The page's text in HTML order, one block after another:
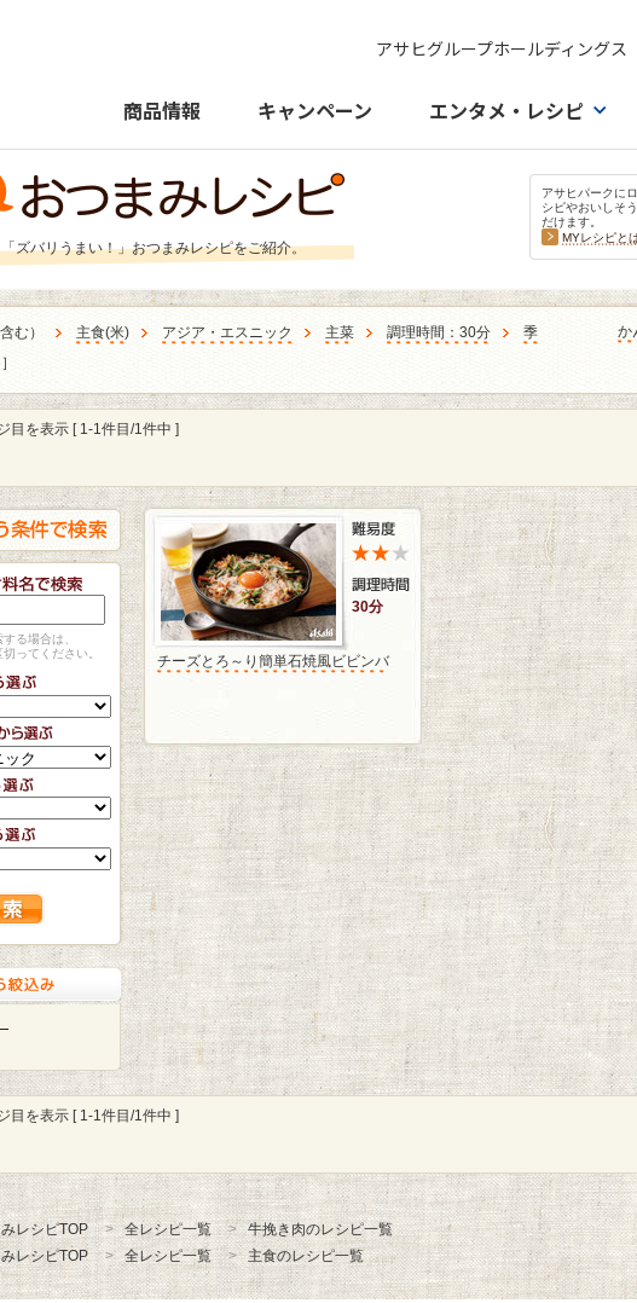
アサヒグループホールディングス
商品情報 キャンペーン エンタメ・レシピ
ズバリうまい！」おつまみレシピをご紹介。
アサヒパークに
シピやおいしそ
だけます。
MYレシピと
む） 主食(米) アジア・エスニック 主菜 調理時間：30分
季
か
目を表示 [ 1-1件目/1件中 ]
る場合は、
ってください。
30分
チーズとろ～り簡単石焼風ビビンバ
目を表示 [ 1-1件目/1件中 ]
レシピTOP 全レシピ一覧
牛挽き肉のレシピ一覧
レシピTOP
全レシピ一覧 主食のレシピ一覧